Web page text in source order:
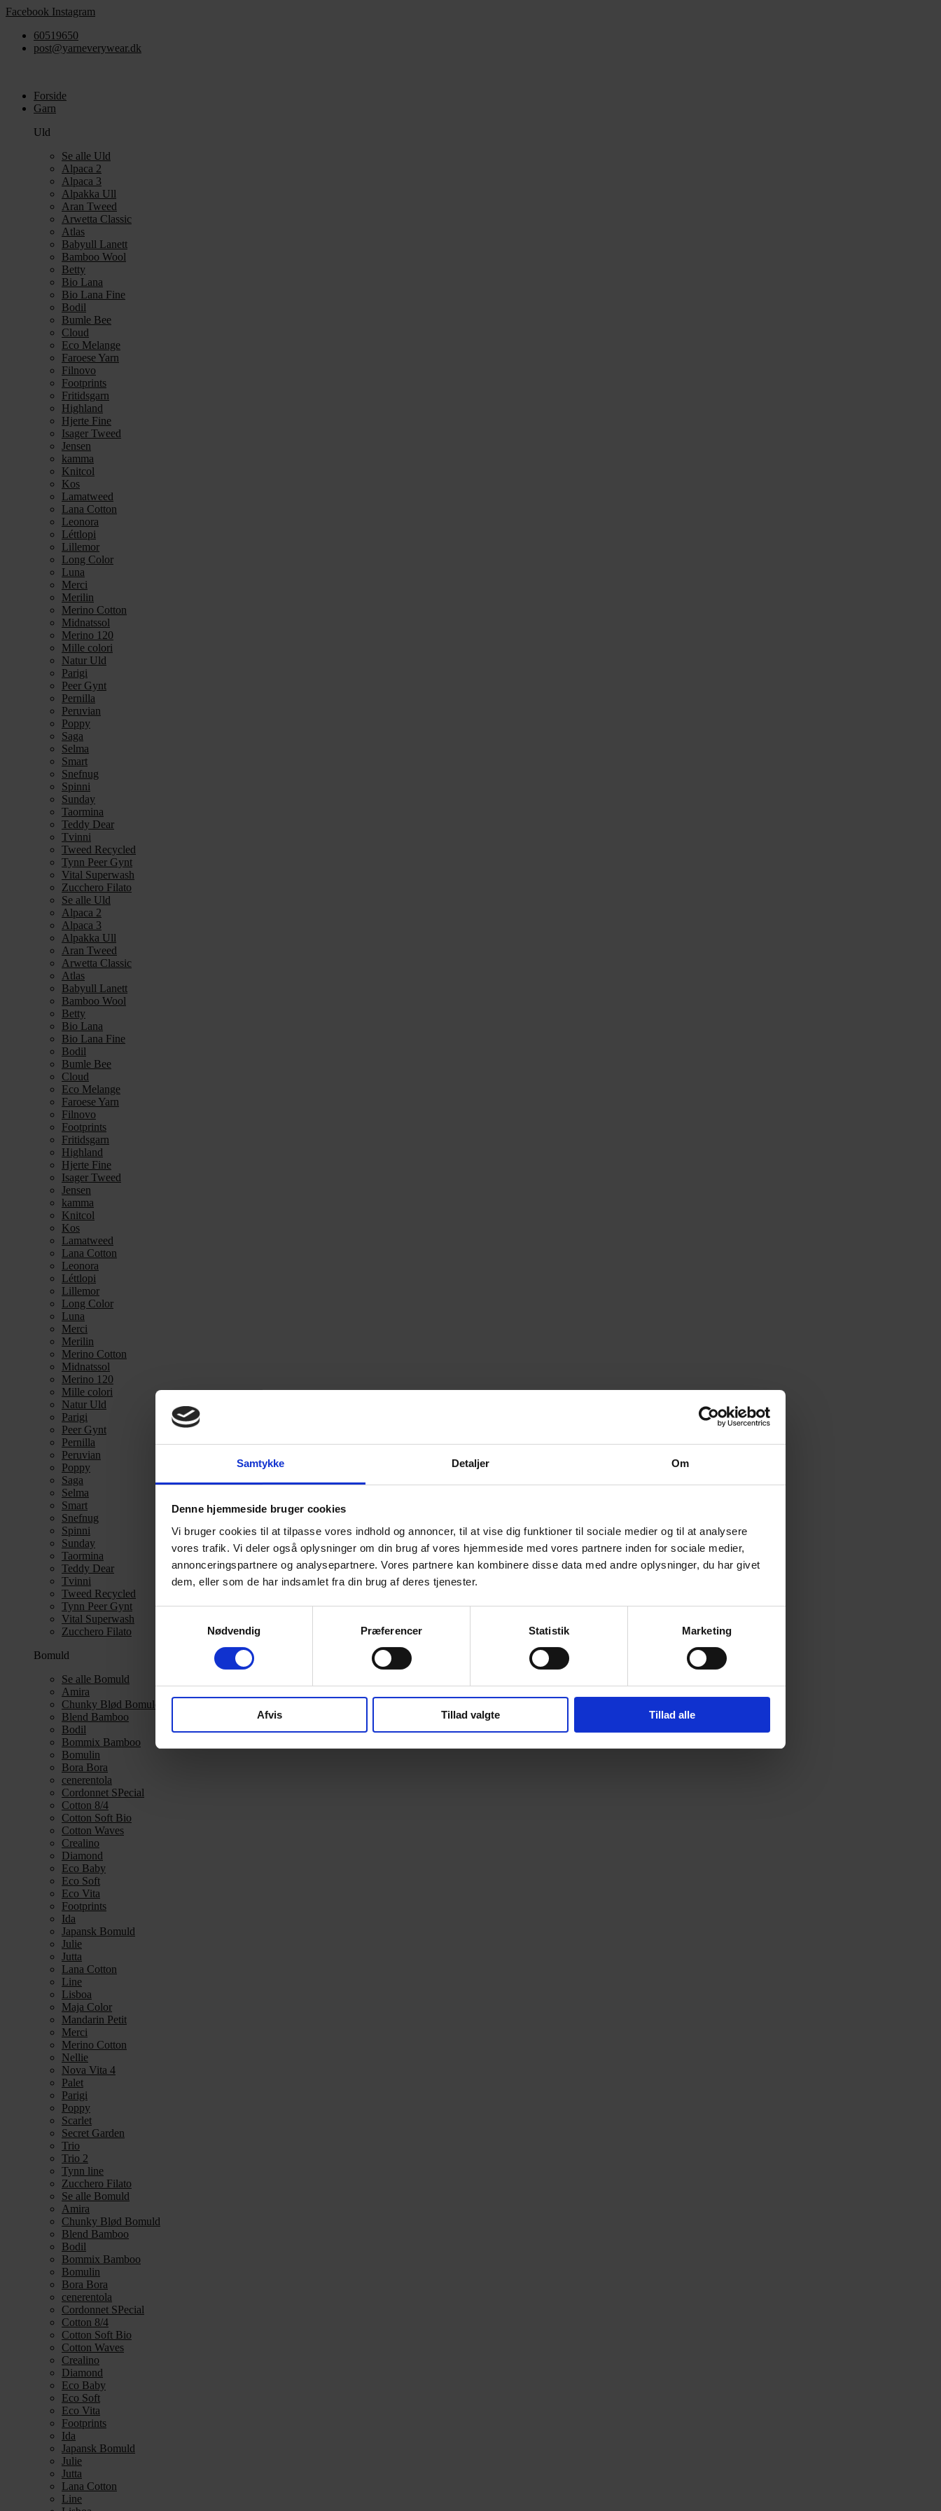
Samtykke Detaljer Om
Denne hjemmeside bruger cookies
Vi bruger cookies til at tilpasse vores indhold og annoncer, til at vise dig funktioner til sociale medier og til at analysere
vores trafik. Vi deler også oplysninger om din brug af vores hjemmeside med vores partnere inden for sociale medier,
annonceringspartnere og analysepartnere. Vores partnere kan kombinere disse data med andre oplysninger, du har givet
dem, eller som de har indsamlet fra din brug af deres tjenester.
Nødvendig
Præferencer Statistik Marketing
Afvis Tillad valgte Tillad alle
Videre
indhold
Facebook Instagram
60519650
post@yarneverywear.dk
Forside
Garn
Uld
Se alle Uld
Alpaca 2
Alpaca 3
Alpakka Ull
Aran Tweed
Arwetta Classic
Atlas
Babyull Lanett
Bamboo Wool
Betty
Bio Lana
Bio Lana Fine
Bodil
Bumle Bee
Cloud
Eco Melange
Faroese Yarn
Filnovo
Footprints
Fritidsgarn
Highland
Hjerte Fine
Isager Tweed
Jensen
kamma
Knitcol
Kos
Lamatweed
Lana Cotton
Leonora
Léttlopi
Lillemor
Long Color
Luna
Merci
Merilin
Merino Cotton
Midnatssol
Merino 120
Mille colori
Natur Uld
Parigi
Peer Gynt
Pernilla
Peruvian
Poppy
Saga
Selma
Smart
Snefnug
Spinni
Sunday
Taormina
Teddy Dear
Tvinni
Tweed Recycled
Tynn Peer Gynt
Vital Superwash
Zucchero Filato
Se alle Uld
Alpaca 2
Alpaca 3
Alpakka Ull
Aran Tweed
Arwetta Classic
Atlas
Babyull Lanett
Bamboo Wool
Betty
Bio Lana
Bio Lana Fine
Bodil
Bumle Bee
Cloud
Eco Melange
Faroese Yarn
Filnovo
Footprints
Fritidsgarn
Highland
Hjerte Fine
Isager Tweed
Jensen
kamma
Knitcol
Kos
Lamatweed
Lana Cotton
Leonora
Léttlopi
Lillemor
Long Color
Luna
Merci
Merilin
Merino Cotton
Midnatssol
Merino 120
Mille colori
Natur Uld
Parigi
Peer Gynt
Pernilla
Peruvian
Poppy
Saga
Selma
Smart
Snefnug
Spinni
Sunday
Taormina
Teddy Dear
Tvinni
Tweed Recycled
Tynn Peer Gynt
Vital Superwash
Zucchero Filato
Bomuld
Se alle Bomuld
Amira
Chunky Blød Bomuld
Blend Bamboo
Bodil
Bommix Bamboo
Bomulin
Bora Bora
cenerentola
Cordonnet SPecial
Cotton 8/4
Cotton Soft Bio
Cotton Waves
Crealino
Diamond
Eco Baby
Eco Soft
Eco Vita
Footprints
Ida
Japansk Bomuld
Julie
Jutta
Lana Cotton
Line
Lisboa
Maja Color
Mandarin Petit
Merci
Merino Cotton
Nellie
Nova Vita 4
Palet
Parigi
Poppy
Scarlet
Secret Garden
Trio
Trio 2
Tynn line
Zucchero Filato
Se alle Bomuld
Amira
Chunky Blød Bomuld
Blend Bamboo
Bodil
Bommix Bamboo
Bomulin
Bora Bora
cenerentola
Cordonnet SPecial
Cotton 8/4
Cotton Soft Bio
Cotton Waves
Crealino
Diamond
Eco Baby
Eco Soft
Eco Vita
Footprints
Ida
Japansk Bomuld
Julie
Jutta
Lana Cotton
Line